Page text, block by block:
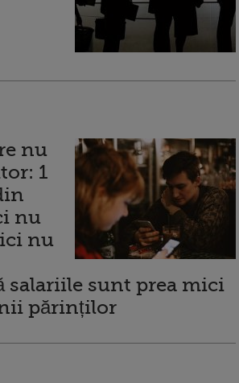
nu
1
nu
nu
salariile sunt prea mici
părinților